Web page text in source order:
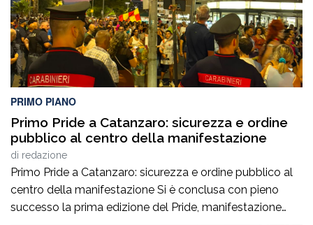
PRIMO PIANO
Primo Pride a Catanzaro: sicurezza e ordine
pubblico al centro della manifestazione
di redazione
Primo Pride a Catanzaro: sicurezza e ordine pubblico al
centro della manifestazione Si è conclusa con pieno
successo la prima edizione del Pride, manifestazione